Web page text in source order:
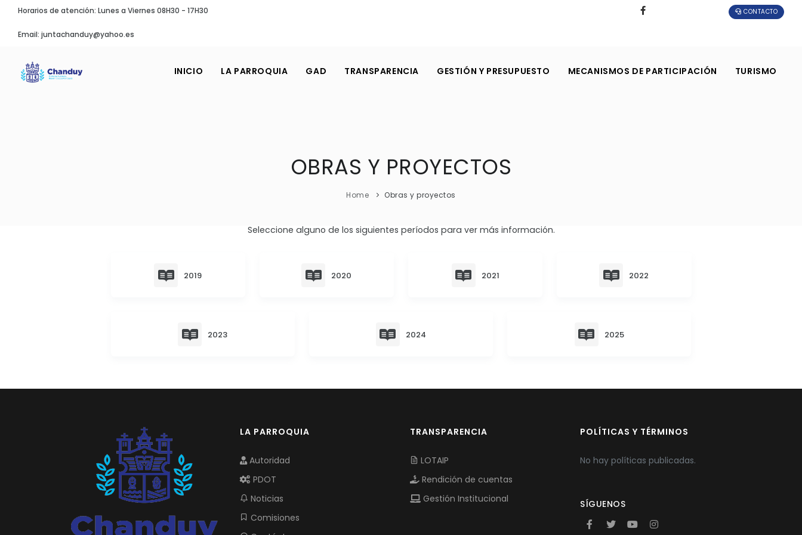
Horarios de atención: Lunes a Viernes 08H30 - 17H30
Email: juntachanduy@yahoo.es
CONTACTO
INICIO LA PARROQUIA GAD TRANSPARENCIA GESTIÓN Y PRESUPUESTO MECANISMOS DE PARTICIPACIÓN TURISMO
OBRAS Y PROYECTOS
Home Obras y proyectos
Seleccione alguno de los siguientes períodos para ver más información.
2019 2020 2021 2022
2023 2024 2025
LA PARROQUIA
Autoridad
PDOT
Noticias
Comisiones
TRANSPARENCIA
LOTAIP
Rendición de cuentas
Gestión Institucional
POLÍTICAS Y TÉRMINOS
No hay políticas publicadas.
SÍGUENOS